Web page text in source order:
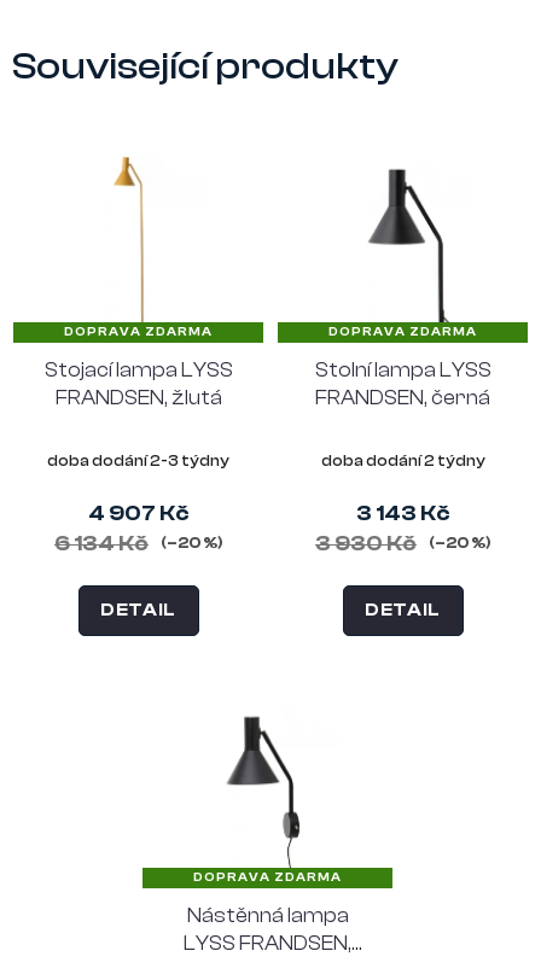
Související produkty
DOPRAVA ZDARMA
Stojací lampa LYSS
FRANDSEN, žlutá
doba dodání 2-3 týdny
4 907 Kč
6 134 Kč
(–20 %)
DETAIL
DOPRAVA ZDARMA
Stolní lampa LYSS
FRANDSEN, černá
doba dodání 2 týdny
3 143 Kč
3 930 Kč
(–20 %)
DETAIL
DOPRAVA ZDARMA
Nástěnná lampa
LYSS FRANDSEN,